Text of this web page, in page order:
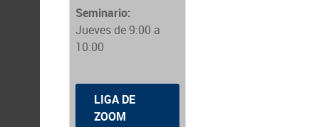
Seminario:
Jueves de 9:00 a
10:00
LIGA DE
ZOOM